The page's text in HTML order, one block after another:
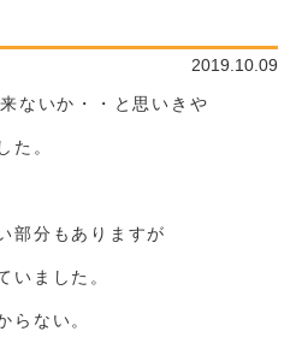
2019.10.09
ないか・・と思いきや
た。
部分もありますが
いました。
らない。